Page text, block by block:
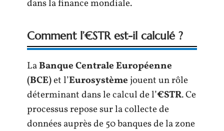
dans la finance mondiale.
Comment l’€STR est-il calculé ?
LaBanque Centrale Européenne
(BCE)et l’Eurosystèmejouent un rôle
déterminant dans le calcul de l’€STR. Ce
processus repose sur la collecte de
données auprès de 50 banques de la zone